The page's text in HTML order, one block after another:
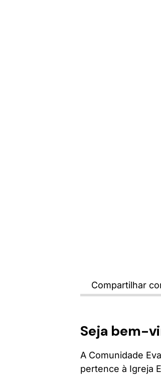
Compartilhar
Seja bem-
A Comunidade
pertence à Igreja